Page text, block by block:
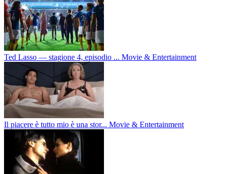
Ted Lasso — stagione 4, episodio ... Movie & Entertainment
Il piacere è tutto mio è una stor... Movie & Entertainment